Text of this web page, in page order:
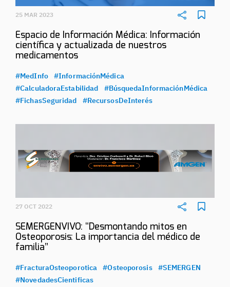
25 MAR 2023
Espacio de Información Médica: Información
científica y actualizada de nuestros
medicamentos
#MedInfo
#InformaciónMédica
#CalculadoraEstabilidad
#BúsquedaInformaciónMédica
#FichasSeguridad
#RecursosDeInterés
27 OCT 2022
SEMERGENVIVO: “Desmontando mitos en
Osteoporosis: La importancia del médico de
familia”
#FracturaOsteoporotica #Osteoporosis
#SEMERGEN
#NovedadesCientificas